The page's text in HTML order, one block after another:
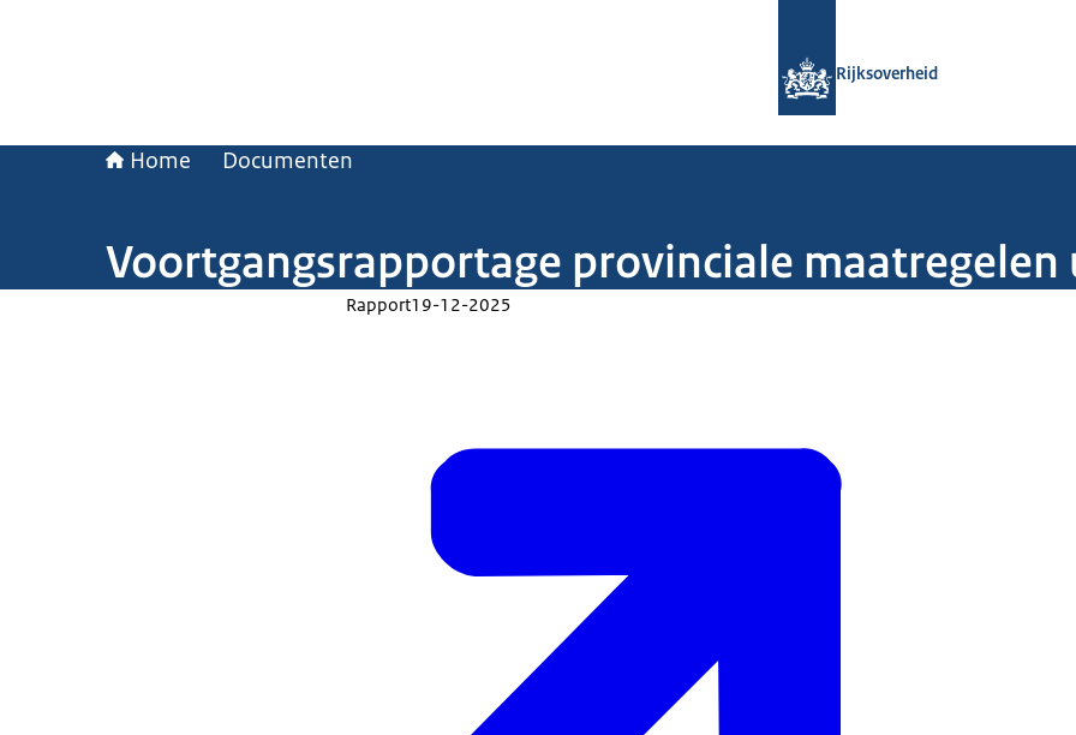
Rijksoverheid
Home Documenten
Voortgangsrapportage provinciale
Rapport19-12-2025